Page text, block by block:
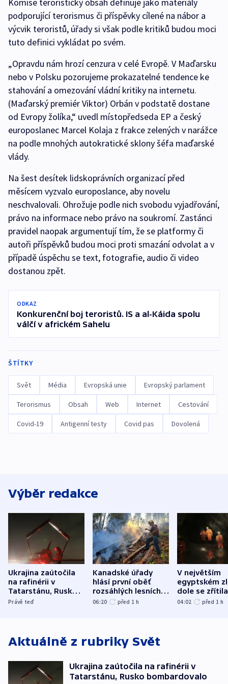
Komise teroristický obsah definuje jako materiály
podporující terorismus či příspěvky cílené na nábor a
výcvik teroristů, úřady si však podle kritiků budou moci
tuto definici vykládat po svém.
„Opravdu nám hrozí cenzura v celé Evropě. V Maďarsku
nebo v Polsku pozorujeme prokazatelné tendence ke
stahování a omezování vládní kritiky na internetu.
(Maďarský premiér Viktor) Orbán v podstatě dostane
od Evropy žolíka,“ uvedl místopředseda EP a český
europoslanec Marcel Kolaja z frakce zelených v narážce
na podle mnohých autokratické sklony šéfa maďarské
vlády.
Na šest desítek lidskoprávních organizací před
měsícem vyzvalo europoslance, aby novelu
neschvalovali. Ohrožuje podle nich svobodu vyjadřování,
právo na informace nebo právo na soukromí. Zastánci
pravidel naopak argumentují tím, že se platformy či
autoři příspěvků budou moci proti smazání odvolat a v
případě úspěchu se text, fotografie, audio či video
dostanou zpět.
ODKAZ
Konkurenční boj teroristů. IS a al-Káida spolu
válčí v africkém Sahelu
ŠTÍTKY
Svět Média Evropská unie Evropský parlament
Terorismus Obsah Web Internet Cestování
Covid-19 Antigenní testy Covid pas Dovolená
Výběr redakce
Ukrajina zaútočila
na rafinérii v
Tatarstánu, Rusko
bombardovalo
Právě teď
Kanadské úřady
hlásí první oběť
rozsáhlých lesních
požárů
06:20 před 1 h
V největším
egyptském
dole se zřítila
hornina,
04:02 před 1 h
Aktuálně z rubriky Svět
Ukrajina zaútočila na rafinérii v
Tatarstánu, Rusko bombardovalo